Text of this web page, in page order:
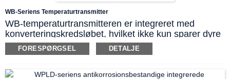
WB-Seriens Temperaturtransmitter
WB-temperaturtransmitteren er integreret med
konverteringskredsløbet, hvilket ikke kun sparer dyre
kompensationsledninger, men også reducerer
signaltransmissionstab og forbedrer anti-
afstande.
FORESPØRGSEL DETALJE